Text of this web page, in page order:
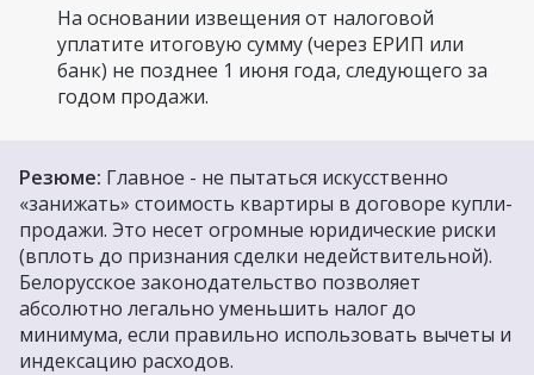
На основании извещения от налоговой
уплатите итоговую сумму (через ЕРИП или
банк) не позднее 1 июня года, следующего за
годом продажи.
Резюме: Главное - не пытаться искусственно
«занижать» стоимость квартиры в договоре купли-
продажи. Это несет огромные юридические риски
(вплоть до признания сделки недействительной).
Белорусское законодательство позволяет
абсолютно легально уменьшить налог до
минимума, если правильно использовать вычеты и
индексацию расходов.